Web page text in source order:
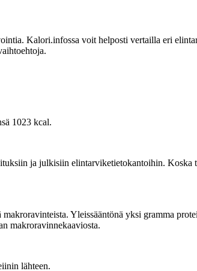
Kalori.infossa voit helposti vertailla eri
1023 kcal.
ja julkisiin elintarviketietokantoihin. Koska
Yleissääntönä yksi gramma
makroravinnekaaviosta.
lähteen.